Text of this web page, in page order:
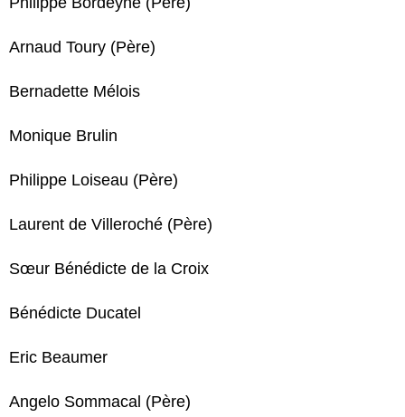
Arnaud Toury (Père)
Bernadette Mélois
Monique Brulin
Philippe Loiseau (Père)
Laurent de Villeroché (Père)
Sœur Bénédicte de la Croix
Bénédicte Ducatel
Eric Beaumer
Angelo Sommacal (Père)